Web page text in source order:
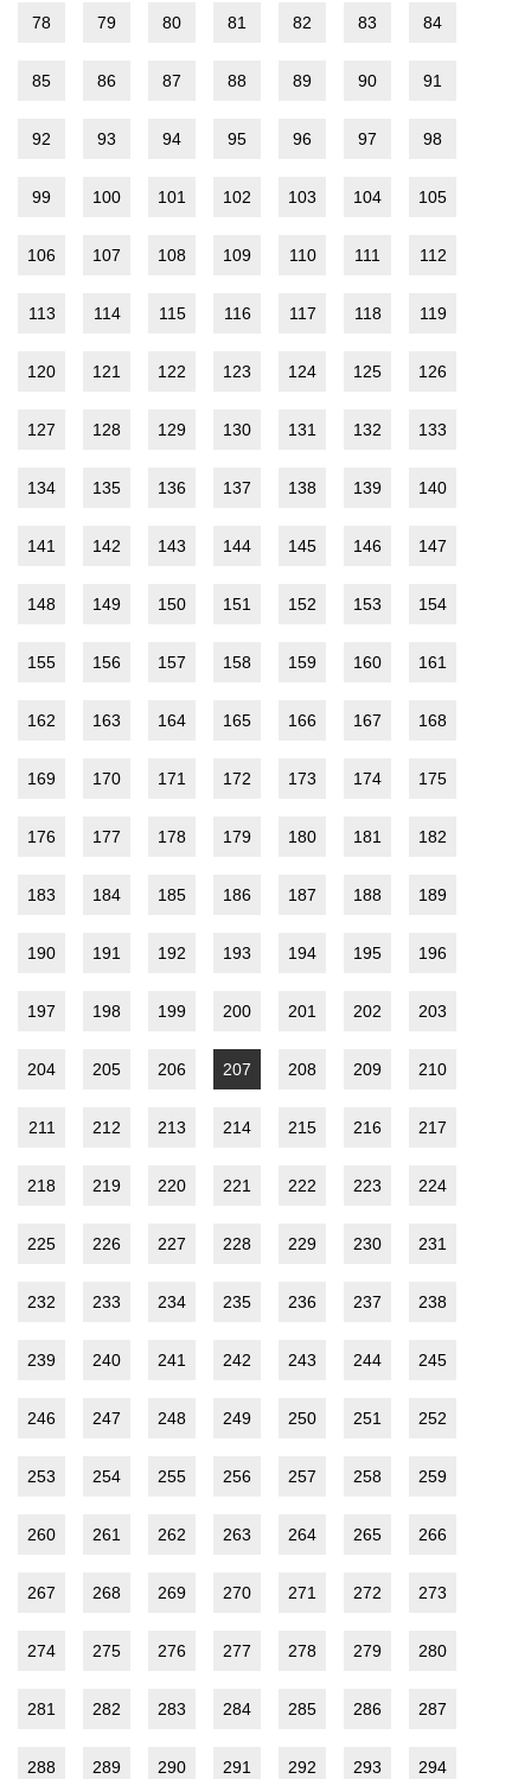
78 79 80 81 82 83 84
85 86 87 88 89 90 91
92 93 94 95 96 97 98
99 100 101 102 103 104 105
106 107 108 109 110 111 112
113 114 115 116 117 118 119
120 121 122 123 124 125 126
127 128 129 130 131 132 133
134 135 136 137 138 139 140
141 142 143 144 145 146 147
148 149 150 151 152 153 154
155 156 157 158 159 160 161
162 163 164 165 166 167 168
169 170 171 172 173 174 175
176 177 178 179 180 181 182
183 184 185 186 187 188 189
190 191 192 193 194 195 196
197 198 199 200 201 202 203
204 205 206 207 208 209 210
211 212 213 214 215 216 217
218 219 220 221 222 223 224
225 226 227 228 229 230 231
232 233 234 235 236 237 238
239 240 241 242 243 244 245
246 247 248 249 250 251 252
253 254 255 256 257 258 259
260 261 262 263 264 265 266
267 268 269 270 271 272 273
274 275 276 277 278 279 280
281 282 283 284 285 286 287
288 289 290 291 292 293 294